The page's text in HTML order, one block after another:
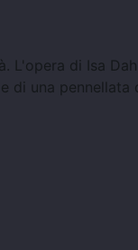
L'opera di Isa
una pennellata